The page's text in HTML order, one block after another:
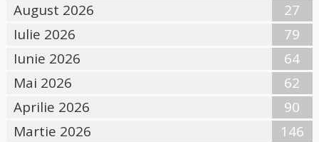
August 2026
27
Iulie 2026
79
Iunie 2026
64
Mai 2026
62
Aprilie 2026
90
Martie 2026
146